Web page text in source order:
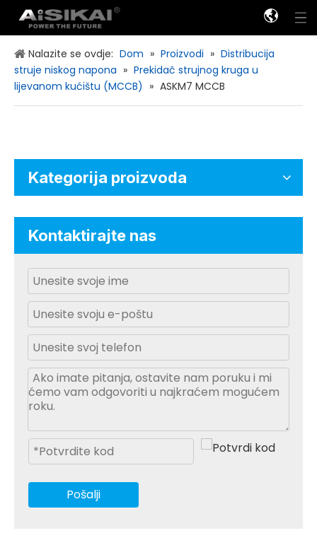
Nalazite se ovdje: Dom » Proizvodi » Distribucija
struje niskog napona » Prekidač strujnog kruga u
lijevanom kućištu (MCCB) » ASKM7 MCCB
Kategorija proizvoda
Kontaktirajte nas
Pošalji